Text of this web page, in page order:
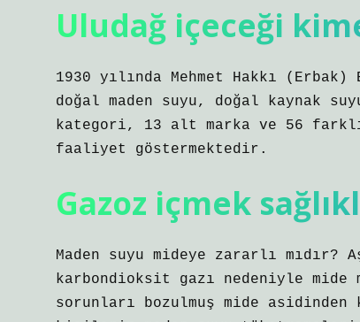
Uludağ içeceği
1930 yılında Mehmet Hakkı
doğal maden suyu, doğal kaynak
kategori, 13 alt marka ve 56
faaliyet göstermektedir.
Gazoz içmek
Maden suyu mideye zararlı
karbondioksit gazı nedeniyle
sorunları bozulmuş mide